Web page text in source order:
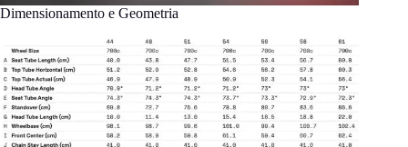
Dimensionamento e Geometria